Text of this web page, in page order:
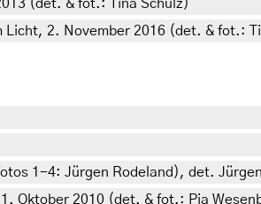
(det. & fot.: Tina Schulz)
2. November 2016 (det. & fot.:
1-4: Jürgen Rodeland), det.
Oktober 2010 (det. & fot.: Pia